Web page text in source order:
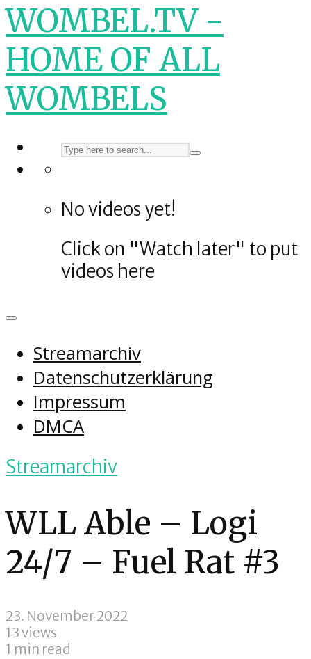
WOMBEL.TV -
HOME OF ALL
WOMBELS
No videos yet!
Click on "Watch later" to put
videos here
Streamarchiv
Datenschutzerklärung
Impressum
DMCA
Streamarchiv
WLL Able – Logi
24/7 – Fuel Rat #3
23. November 2022
13 views
1 min read